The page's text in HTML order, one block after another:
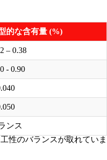
的な含有量 (%)
– 0.38
- 0.90
ンス
性のバランスが取れていま